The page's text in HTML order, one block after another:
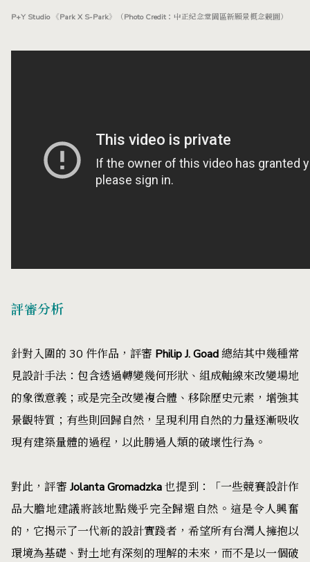
P+Y Studio 《Park X S-Park》（Photo Credit：中正紀念堂園區新願景概念競圖）
評審分析
針對入圍的 30 件作品，評審 Philip J. Goad總結其中幾種常
見設計手法：包含透過轉變幾何形狀、組成軸線來改變場地
的象徵意義；或是完全改變複合體、移除歷史元素，增強其
景觀特質；有些則回歸自然，呈現利用自然的力量逐漸吸收
現有建築量體的過程，以此勝過人類的破壞性行為。
對此，評審 Jolanta Gromadzka也提到：「一些競賽設計作
品大膽地建議將該地點幾乎完全歸還自然。這是令人興奮
的，它揭示了一代新的設計實踐者，希望所有台灣人擁抱以
環境為基礎、對土地有深刻的理解的未來，而不是以一個破